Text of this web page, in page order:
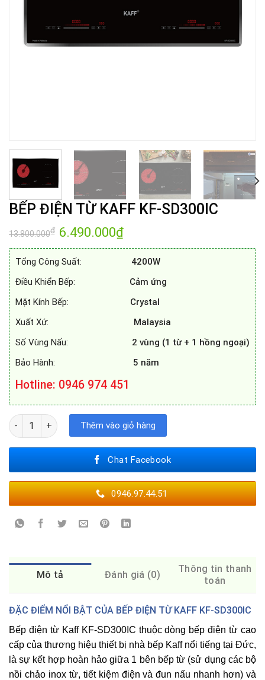
BẾP ĐIỆN TỪ KAFF KF-SD300IC
13.800.000₫ Giá
gốc
là:
13.800.000₫.
6.490.000₫Giá
tại
6.490.000₫.
Tổng Công Suất:
4200W
Điều Khiển Bếp: Cảm ứng
Mặt Kính Bếp: Crystal
Xuất Xứ:
Malaysia
Số Vùng Nấu: 2 vùng (1 từ + 1 hồng ngoại)
Bảo Hành: 5 năm
Hotline: 0946 974 451
BẾP ĐIỆN TỪ KAFF KF-SD300IC số lượng
Thêm vào giỏ hàng
Chat Facebook
0946.97.44.51
Mô tả Đánh giá (0)
Thông tin thanh
toán
ĐẶC ĐIỂM NỔI BẬT CỦA BẾP ĐIỆN TỪ KAFF KF-SD300IC
Bếp điện từ Kaff KF-SD300IC thuộc dòng bếp điện từ cao
cấp của thương hiệu thiết bị nhà bếp Kaffnổi tiếng tại Đức,
là sự kết hợp hoàn hảo giữa 1 bên bếp từ (sử dụng các bộ
nồi chảo inox từ, tiết kiệm điện và đun nấu nhanh hơn) và